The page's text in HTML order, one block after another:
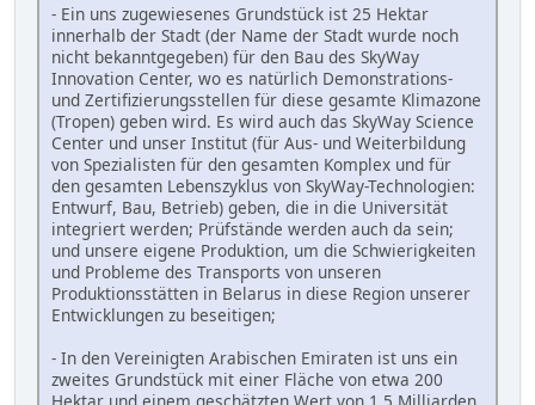
- Ein uns zugewiesenes Grundstück ist 25 Hektar
innerhalb der Stadt (der Name der Stadt wurde noch
nicht bekanntgegeben) für den Bau des SkyWay
Innovation Center, wo es natürlich Demonstrations-
und Zertifizierungsstellen für diese gesamte Klimazone
(Tropen) geben wird. Es wird auch das SkyWay Science
Center und unser Institut (für Aus- und Weiterbildung
von Spezialisten für den gesamten Komplex und für
den gesamten Lebenszyklus von SkyWay-Technologien:
Entwurf, Bau, Betrieb) geben, die in die Universität
integriert werden; Prüfstände werden auch da sein;
und unsere eigene Produktion, um die Schwierigkeiten
und Probleme des Transports von unseren
Produktionsstätten in Belarus in diese Region unserer
Entwicklungen zu beseitigen;
- In den Vereinigten Arabischen Emiraten ist uns ein
zweites Grundstück mit einer Fläche von etwa 200
Hektar und einem geschätzten Wert von 1,5 Milliarden